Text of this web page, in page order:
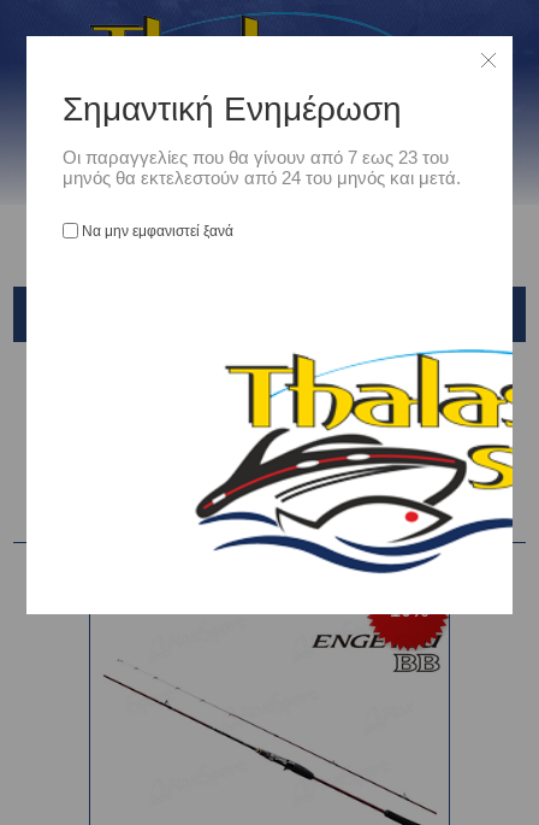
ΚΑΛΑΜΙΑ ΨΑΡΕΜΑΤΟΣ Kabura & Tai Rubber /
SHIMANO
-10%
Σημαντική Ενημέρωση
Οι παραγγελίες που θα γίνουν από 7 εως 23 του
μηνός θα εκτελεστούν από 24 του μηνός και μετά.
Να μην εμφανιστεί ξανά